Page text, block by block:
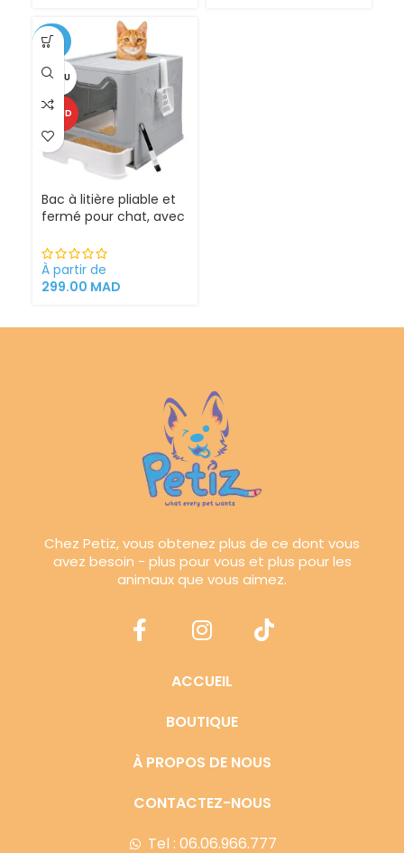
-25%
VENDU
CHAUD
Bac à litière pliable et
fermé pour chat, avec
À partir de
299.00 MAD
Chez Petiz, vous obtenez plus de ce dont vous
avez besoin - plus pour vous et plus pour les
animaux que vous aimez.
ACCUEIL
BOUTIQUE
À PROPOS DE NOUS
CONTACTEZ-NOUS
Tel : 06.06.966.777